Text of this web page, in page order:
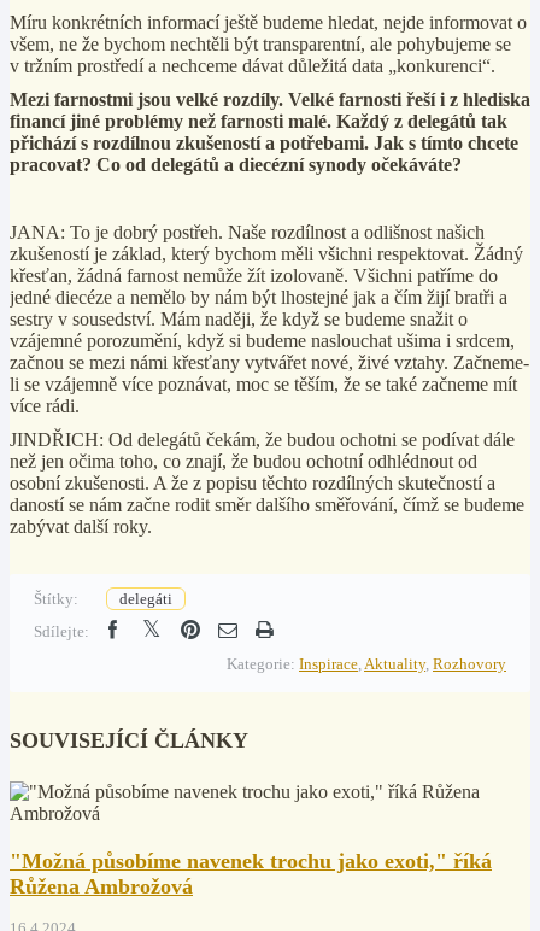
Míru konkrétních informací ještě budeme hledat, nejde informovat o
všem, ne že bychom nechtěli být transparentní, ale pohybujeme se
v tržním prostředí a nechceme dávat důležitá data „konkurenci“.
Mezi farnostmi jsou velké rozdíly. Velké farnosti řeší i z hlediska
financí jiné problémy než farnosti malé. Každý z delegátů tak
přichází s rozdílnou zkušeností a potřebami. Jak s tímto chcete
pracovat? Co od delegátů a diecézní synody očekáváte?
JANA: To je dobrý postřeh. Naše rozdílnost a odlišnost našich
zkušeností je základ, který bychom měli všichni respektovat. Žádný
křesťan, žádná farnost nemůže žít izolovaně. Všichni patříme do
jedné diecéze a nemělo by nám být lhostejné jak a čím žijí bratři a
sestry v sousedství. Mám naději, že když se budeme snažit o
vzájemné porozumění, když si budeme naslouchat ušima i srdcem,
začnou se mezi námi křesťany vytvářet nové, živé vztahy. Začneme-
li se vzájemně více poznávat, moc se těším, že se také začneme mít
více rádi.
JINDŘICH: Od delegátů čekám, že budou ochotni se podívat dále
než jen očima toho, co znají, že budou ochotní odhlédnout od
osobní zkušenosti. A že z popisu těchto rozdílných skutečností a
daností se nám začne rodit směr dalšího směřování, čímž se budeme
zabývat další roky.
Štítky:
delegáti
Sdílejte:
Kategorie: Inspirace,Aktuality, Rozhovory
SOUVISEJÍCÍ ČLÁNKY
"Možná působíme navenek trochu jako exoti," říká
Růžena Ambrožová